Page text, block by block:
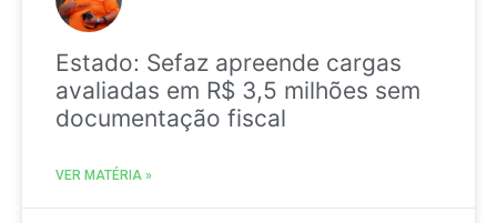
Estado: Sefaz apreende cargas
avaliadas em R$ 3,5 milhões sem
documentação fiscal
VER MATÉRIA »